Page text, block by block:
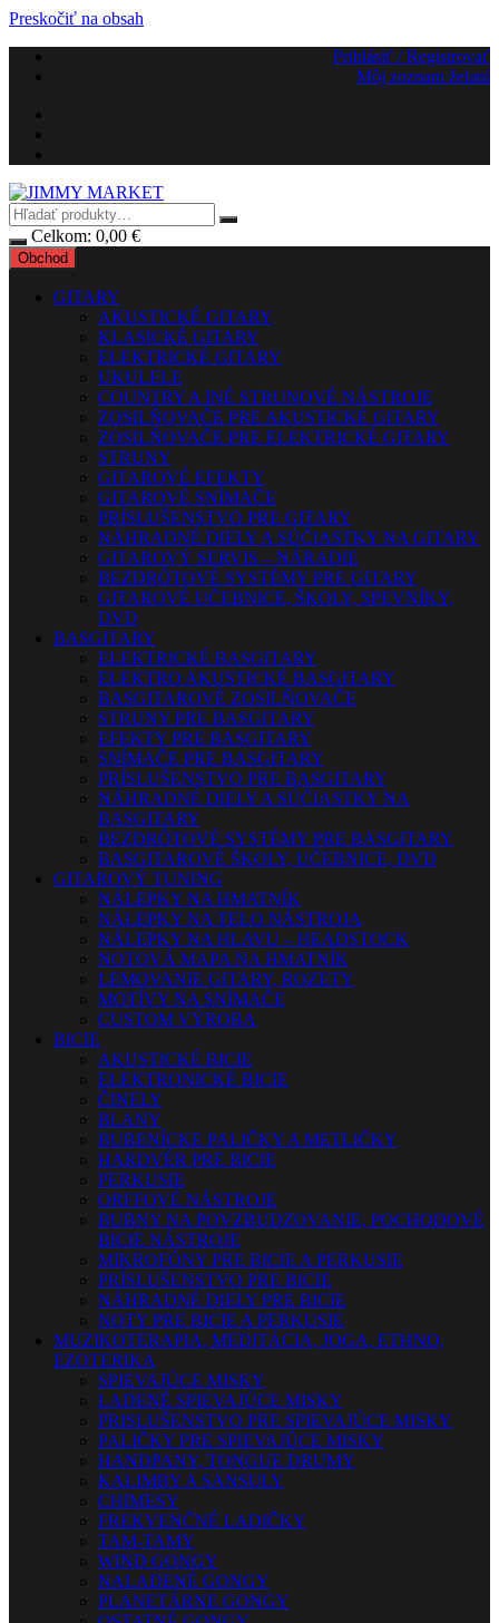
Preskočiť na obsah
Prihlásiť / Registrovať
Môj zoznam želaní
Celkom: 0,00 €
Obchod
GITARY
AKUSTICKÉ GITARY
KLASICKÉ GITARY
ELEKTRICKÉ GITARY
UKULELE
COUNTRY A INÉ STRUNOVÉ NÁSTROJE
ZOSILŇOVAČE PRE AKUSTICKÉ GITARY
ZOSILŇOVAČE PRE ELEKTRICKÉ GITARY
STRUNY
GITAROVÉ EFEKTY
GITAROVÉ SNÍMAČE
PRÍSLUŠENSTVO PRE GITARY
NÁHRADNÉ DIELY A SÚČIASTKY NA GITARY
GITAROVÝ SERVIS – NÁRADIE
BEZDRÔTOVÉ SYSTÉMY PRE GITARY
GITAROVÉ UČEBNICE, ŠKOLY, SPEVNÍKY,
DVD
BASGITARY
ELEKTRICKÉ BASGITARY
ELEKTRO AKUSTICKÉ BASGITARY
BASGITAROVÉ ZOSILŇOVAČE
STRUNY PRE BASGITARY
EFEKTY PRE BASGITARY
SNÍMAČE PRE BASGITARY
PRÍSLUŠENSTVO PRE BASGITARY
NÁHRADNÉ DIELY A SÚČIASTKY NA
BASGITARY
BEZDRÔTOVÉ SYSTÉMY PRE BASGITARY
BASGITAROVÉ ŠKOLY, UČEBNICE, DVD
GITAROVÝ TUNING
NÁLEPKY NA HMATNÍK
NÁLEPKY NA TELO NÁSTROJA
NÁLEPKY NA HLAVU – HEADSTOCK
NOTOVÁ MAPA NA HMATNÍK
LEMOVANIE GITARY, ROZETY
MOTÍVY NA SNÍMAČE
CUSTOM VÝROBA
BICIE
AKUSTICKÉ BICIE
ELEKTRONICKÉ BICIE
ČINELY
BLANY
BUBENÍCKE PALIČKY A METLIČKY
HARDVÉR PRE BICIE
PERKUSIE
ORFFOVÉ NÁSTROJE
BUBNY NA POVZBUDZOVANIE, POCHODOVÉ
BICIE NÁSTROJE
MIKROFÓNY PRE BICIE A PERKUSIE
PRÍSLUŠENSTVO PRE BICIE
NÁHRADNÉ DIELY PRE BICIE
NOTY PRE BICIE A PERKUSIE
MUZIKOTERAPIA, MEDITÁCIA, JOGA, ETHNO,
EZOTERIKA
SPIEVAJÚCE MISKY
LADENÉ SPIEVAJÚCE MISKY
PRISLUŠENSTVO PRE SPIEVAJÚCE MISKY
PALIČKY PRE SPIEVAJÚCE MISKY
HANDPANY, TONGUE DRUMY
KALIMBY A SANSULY
CHIMESY
FREKVENČNÉ LADIČKY
TAM-TAMY
WIND GONGY
NALADENÉ GONGY
PLANETÁRNE GONGY